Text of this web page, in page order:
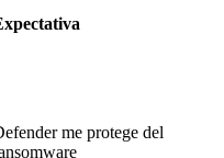
me protege del